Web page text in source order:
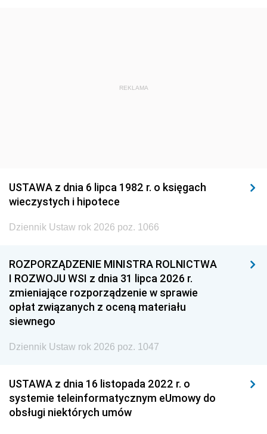
REKLAMA
USTAWA z dnia 6 lipca 1982 r. o księgach
wieczystych i hipotece
Dziennik Ustaw rok 2026 poz. 1066
ROZPORZĄDZENIE MINISTRA ROLNICTWA
I ROZWOJU WSI z dnia 31 lipca 2026 r.
zmieniające rozporządzenie w sprawie
opłat związanych z oceną materiału
siewnego
Dziennik Ustaw rok 2026 poz. 1047
USTAWA z dnia 16 listopada 2022 r. o
systemie teleinformatycznym eUmowy do
obsługi niektórych umów